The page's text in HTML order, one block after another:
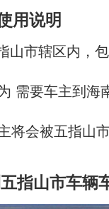
用说明
山市辖区内，
需要车主到海
将会被五指山
指山市车辆